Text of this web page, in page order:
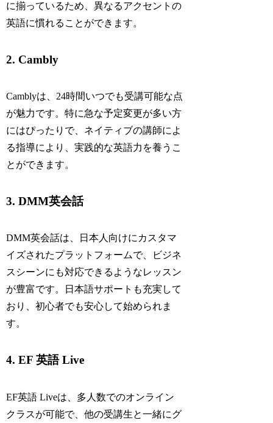
に揃っているため、異なるアクセントの
英語に慣れることができます。
2. Cambly
Camblyは、24時間いつでも受講可能な点
が魅力です。特に急な予定変更が多い方
にはぴったりで、ネイティブの講師によ
る指導により、実践的な英語力を養うこ
とができます。
3. DMM英会話
DMM英会話は、日本人向けにカスタマ
イズされたプラットフォームで、ビジネ
スシーンにも対応できるようなレッスン
が豊富です。日本語サポートも充実して
おり、初心者でも安心して始められま
す。
4. EF 英語 Live
EF英語 Liveは、多人数でのオンライン
クラスが可能で、他の受講生と一緒にグ